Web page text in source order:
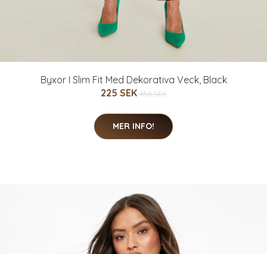
Byxor I Slim Fit Med Dekorativa Veck, Black
225 SEK 450 SEK
MER INFO!